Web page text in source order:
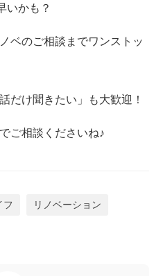
いかも？
ベのご相談までワンストッ
だけ聞きたい」も大歓迎！
ご相談くださいね♪
フ リノベーション